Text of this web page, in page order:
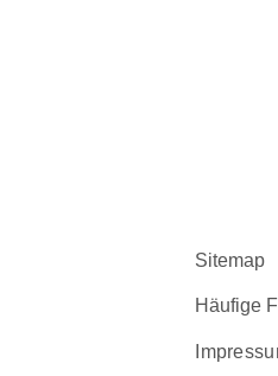
Sitemap
Häufige